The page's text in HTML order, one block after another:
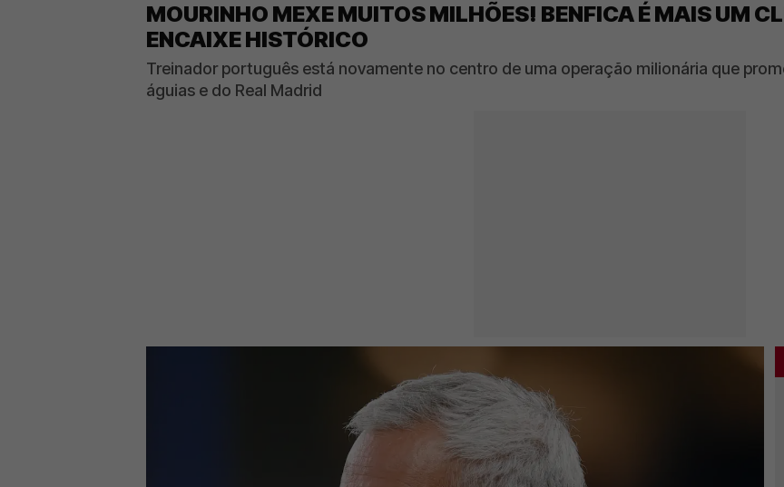
MOURINHO MEXE MUITOS MILHÕES! BENFICA É MAIS UM
ENCAIXE HISTÓRICO
Treinador português está novamente no centro de uma operação milionária que
águias e do Real Madrid